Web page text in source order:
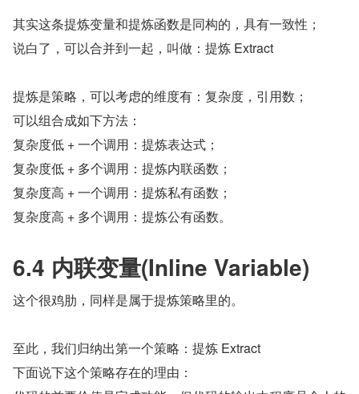
其实这条提炼变量和提炼函数是同构的，具有一致性；
说白了，可以合并到一起，叫做：提炼 Extract
提炼是策略，可以考虑的维度有：复杂度，引用数；
可以组合成如下方法：
复杂度低 + 一个调用：提炼表达式；
复杂度低 + 多个调用：提炼内联函数；
复杂度高 + 一个调用：提炼私有函数；
复杂度高 + 多个调用：提炼公有函数。
6.4 内联变量(Inline Variable)
这个很鸡肋，同样是属于提炼策略里的。
至此，我们归纳出第一个策略：提炼 Extract
下面说下这个策略存在的理由：